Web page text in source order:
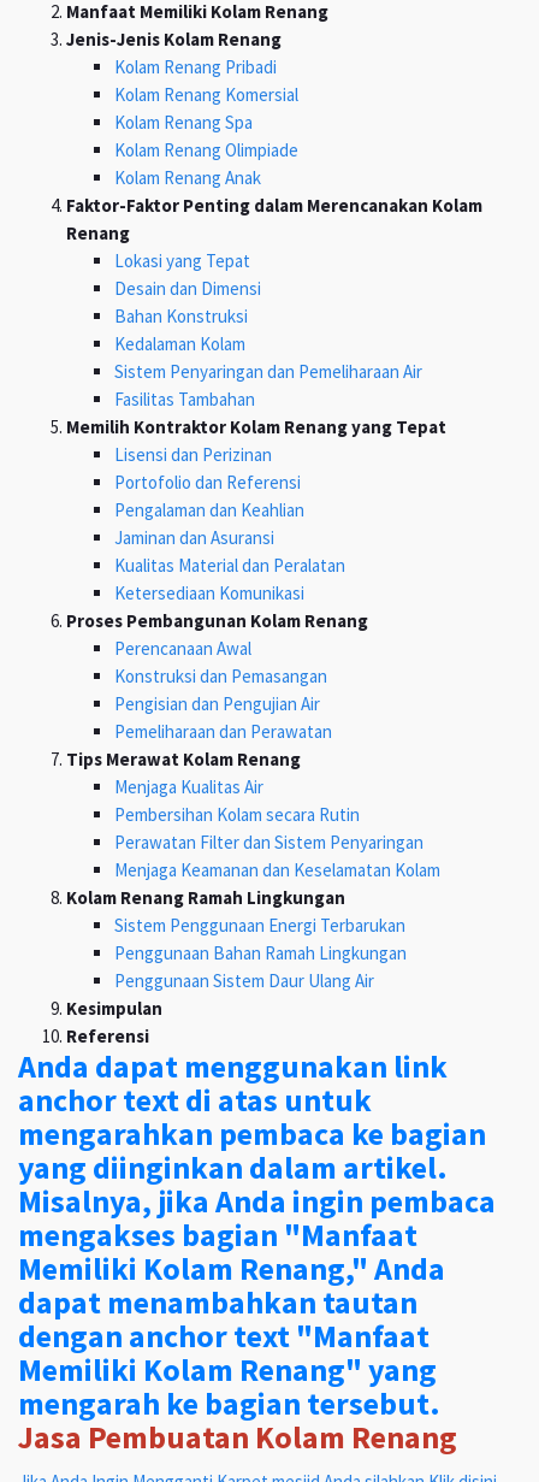
Manfaat Memiliki Kolam Renang
Jenis-Jenis Kolam Renang
Kolam Renang Pribadi
Kolam Renang Komersial
Kolam Renang Spa
Kolam Renang Olimpiade
Kolam Renang Anak
Faktor-Faktor Penting dalam Merencanakan Kolam
Renang
Lokasi yang Tepat
Desain dan Dimensi
Bahan Konstruksi
Kedalaman Kolam
Sistem Penyaringan dan Pemeliharaan Air
Fasilitas Tambahan
Memilih Kontraktor Kolam Renang yang Tepat
Lisensi dan Perizinan
Portofolio dan Referensi
Pengalaman dan Keahlian
Jaminan dan Asuransi
Kualitas Material dan Peralatan
Ketersediaan Komunikasi
Proses Pembangunan Kolam Renang
Perencanaan Awal
Konstruksi dan Pemasangan
Pengisian dan Pengujian Air
Pemeliharaan dan Perawatan
Tips Merawat Kolam Renang
Menjaga Kualitas Air
Pembersihan Kolam secara Rutin
Perawatan Filter dan Sistem Penyaringan
Menjaga Keamanan dan Keselamatan Kolam
Kolam Renang Ramah Lingkungan
Sistem Penggunaan Energi Terbarukan
Penggunaan Bahan Ramah Lingkungan
Penggunaan Sistem Daur Ulang Air
Kesimpulan
Referensi
Anda dapat menggunakan link
anchor text di atas untuk
mengarahkan pembaca ke bagian
yang diinginkan dalam artikel.
Misalnya, jika Anda ingin pembaca
mengakses bagian "Manfaat
Memiliki Kolam Renang," Anda
dapat menambahkan tautan
dengan anchor text "Manfaat
Memiliki Kolam Renang" yang
mengarah ke bagian tersebut.
Jasa Pembuatan Kolam Renang